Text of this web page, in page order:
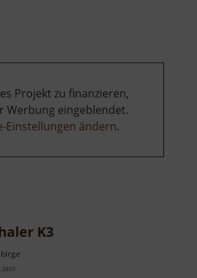
Projekt zu finanzieren,
Werbung eingeblendet.
Einstellungen ändern.
K3
2657